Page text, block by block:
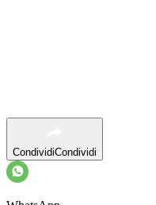
CondividiCondividi